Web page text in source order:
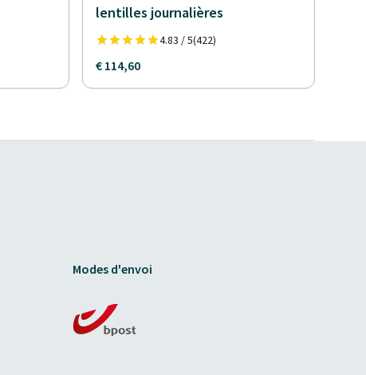
lentilles journalières
4.83 / 5(422)
€ 114,60
Modes d'envoi